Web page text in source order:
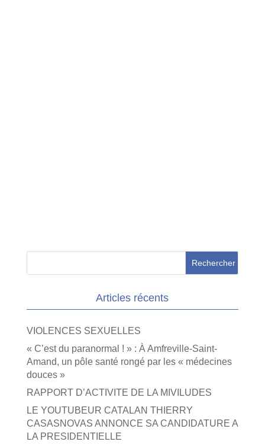
Articles récents
VIOLENCES SEXUELLES
« C’est du paranormal ! » : À Amfreville-Saint-
Amand, un pôle santé rongé par les « médecines
douces »
RAPPORT D’ACTIVITE DE LA MIVILUDES
LE YOUTUBEUR CATALAN THIERRY
CASASNOVAS ANNONCE SA CANDIDATURE A
LA PRESIDENTIELLE